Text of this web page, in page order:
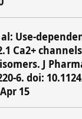
Use-
Ca2+
J
6. doi:
15